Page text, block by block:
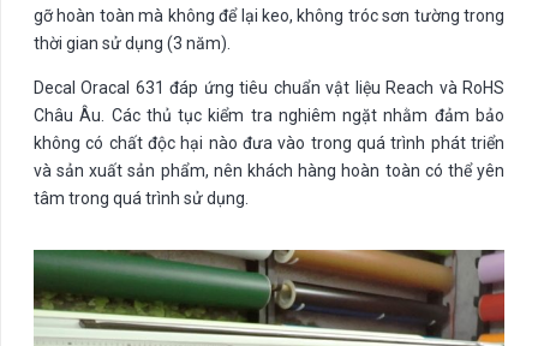
gỡ hoàn toàn mà không để lại keo, không tróc sơn tường trong
thời gian sử dụng (3 năm).
Decal Oracal 631 đáp ứng tiêu chuẩn vật liệu Reach và RoHS
Châu Âu. Các thủ tục kiểm tra nghiêm ngặt nhằm đảm bảo
không có chất độc hại nào đưa vào trong quá trình phát triển
và sản xuất sản phẩm, nên khách hàng hoàn toàn có thể yên
tâm trong quá trình sử dụng.